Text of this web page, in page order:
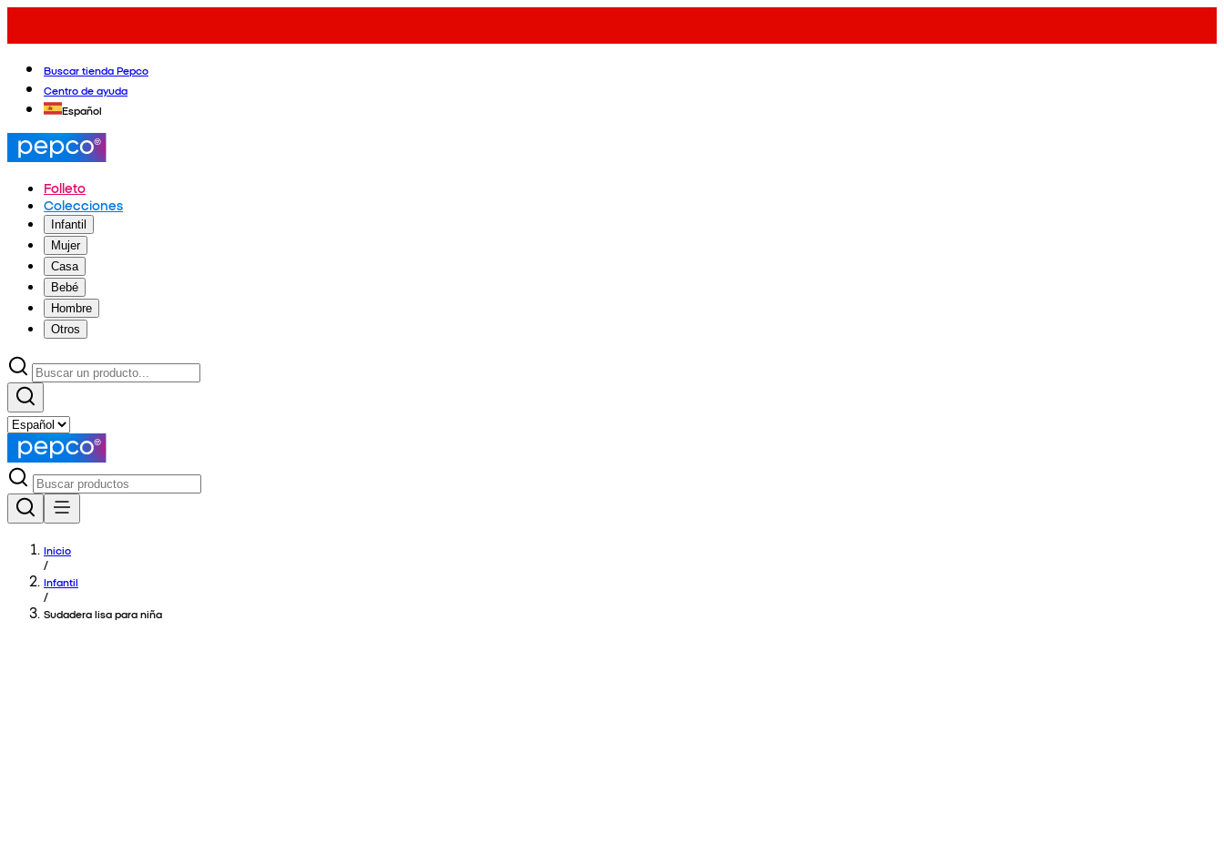
Buscar tienda Pepco
Centro de ayuda
Español
Folleto
Colecciones
Infantil
Mujer
Casa
Bebé
Hombre
Otros
Inicio
/
Infantil
/
Sudadera lisa para niña